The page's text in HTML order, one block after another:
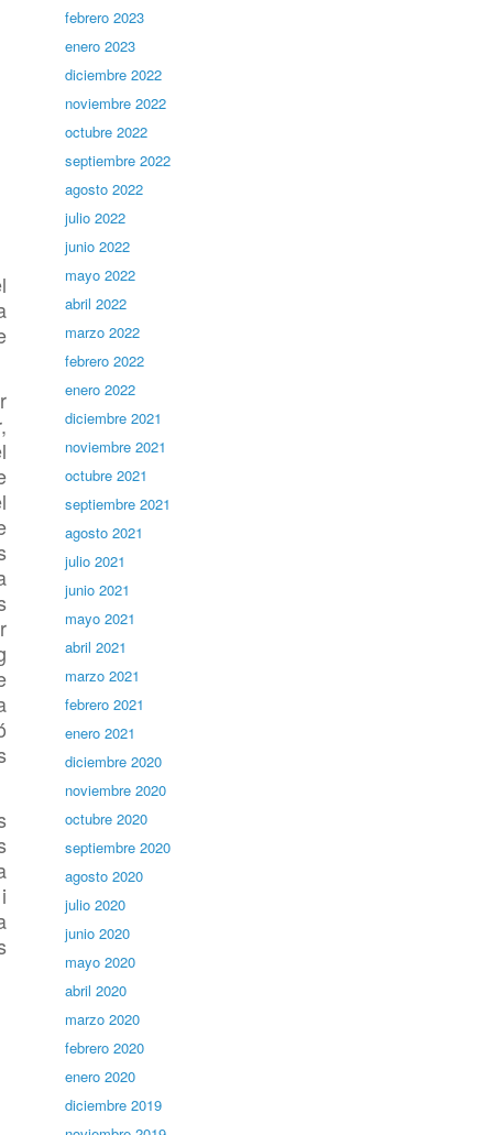
febrero 2023
enero 2023
diciembre 2022
noviembre 2022
octubre 2022
septiembre 2022
agosto 2022
julio 2022
junio 2022
mayo 2022
abril 2022
marzo 2022
febrero 2022
enero 2022
diciembre 2021
noviembre 2021
octubre 2021
septiembre 2021
agosto 2021
julio 2021
junio 2021
mayo 2021
abril 2021
marzo 2021
febrero 2021
enero 2021
diciembre 2020
noviembre 2020
octubre 2020
septiembre 2020
agosto 2020
julio 2020
junio 2020
mayo 2020
abril 2020
marzo 2020
febrero 2020
enero 2020
diciembre 2019